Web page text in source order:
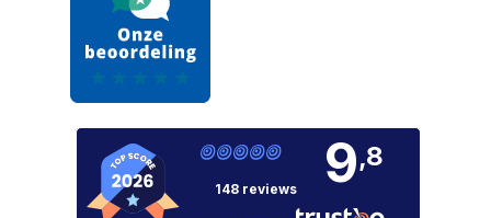
148 reviews 9,8